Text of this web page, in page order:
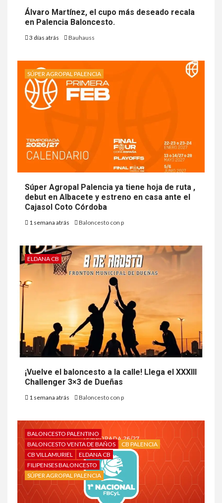
Álvaro Martínez, el cupo más deseado recala
en Palencia Baloncesto.
3 días atrás Bauhauss
SÚPER AGROPAL PALENCIA
Súper Agropal Palencia ya tiene hoja de ruta ,
debut en Albacete y estreno en casa ante el
Cajasol Coto Córdoba
1 semana atrás Baloncesto con p
ELDANA CB
¡Vuelve el baloncesto a la calle! Llega el XXXIII
Challenger 3×3 de Dueñas
1 semana atrás Baloncesto con p
BALONCESTO PALENTINO
BALONCESTO VENTA DE BAÑOS
CB PALENCIA
CB VILLAMURIEL
ELDANA CB
FILIPENSES BALONCESTO
SÚPER AGROPAL PALENCIA